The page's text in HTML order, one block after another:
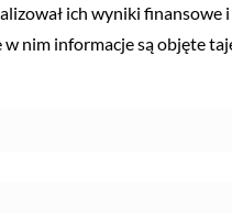
ich wyniki finansowe
nim informacje są objęte